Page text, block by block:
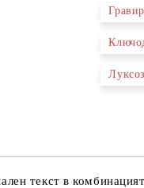
Ние
текст в